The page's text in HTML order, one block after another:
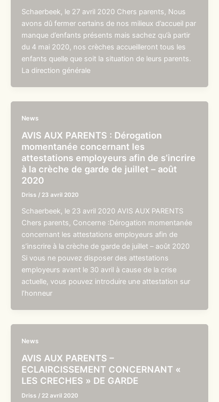
Schaerbeek, le 27 avril 2020 Chers parents, Nous
avons dû fermer certains de nos milieux d’accueil par
manque d’enfants présents mais sachez qu’à partir
du 4 mai 2020, nos crèches accueilleront tous les
enfants quelle que soit la situation de leurs parents.
La direction générale
News
AVIS AUX PARENTS : Dérogation
momentanée concernant les
attestations employeurs afin de s’incrire
à la crèche de garde de juillet – août
2020
Driss / 23 avril 2020
Schaerbeek, le 23 avril 2020 AVIS AUX PARENTS
Chers parents, Concerne :Dérogation momentanée
concernant les attestations employeurs afin de
s’inscrire à la crèche de garde de juillet – août 2020
Si vous ne pouvez disposer des attestations
employeurs avant le 30 avril à cause de la crise
actuelle, vous pouvez introduire une attestation sur
l’honneur
News
AVIS AUX PARENTS –
ECLAIRCISSEMENT CONCERNANT «
LES CRECHES » DE GARDE
Driss / 22 avril 2020